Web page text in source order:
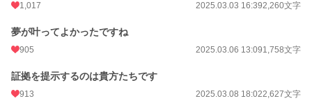
1,017 2025.03.03 16:392,260文字
夢が叶ってよかったですね
905 2025.03.06 13:091,758文字
証拠を提示するのは貴方たちです
913 2025.03.08 18:022,627文字